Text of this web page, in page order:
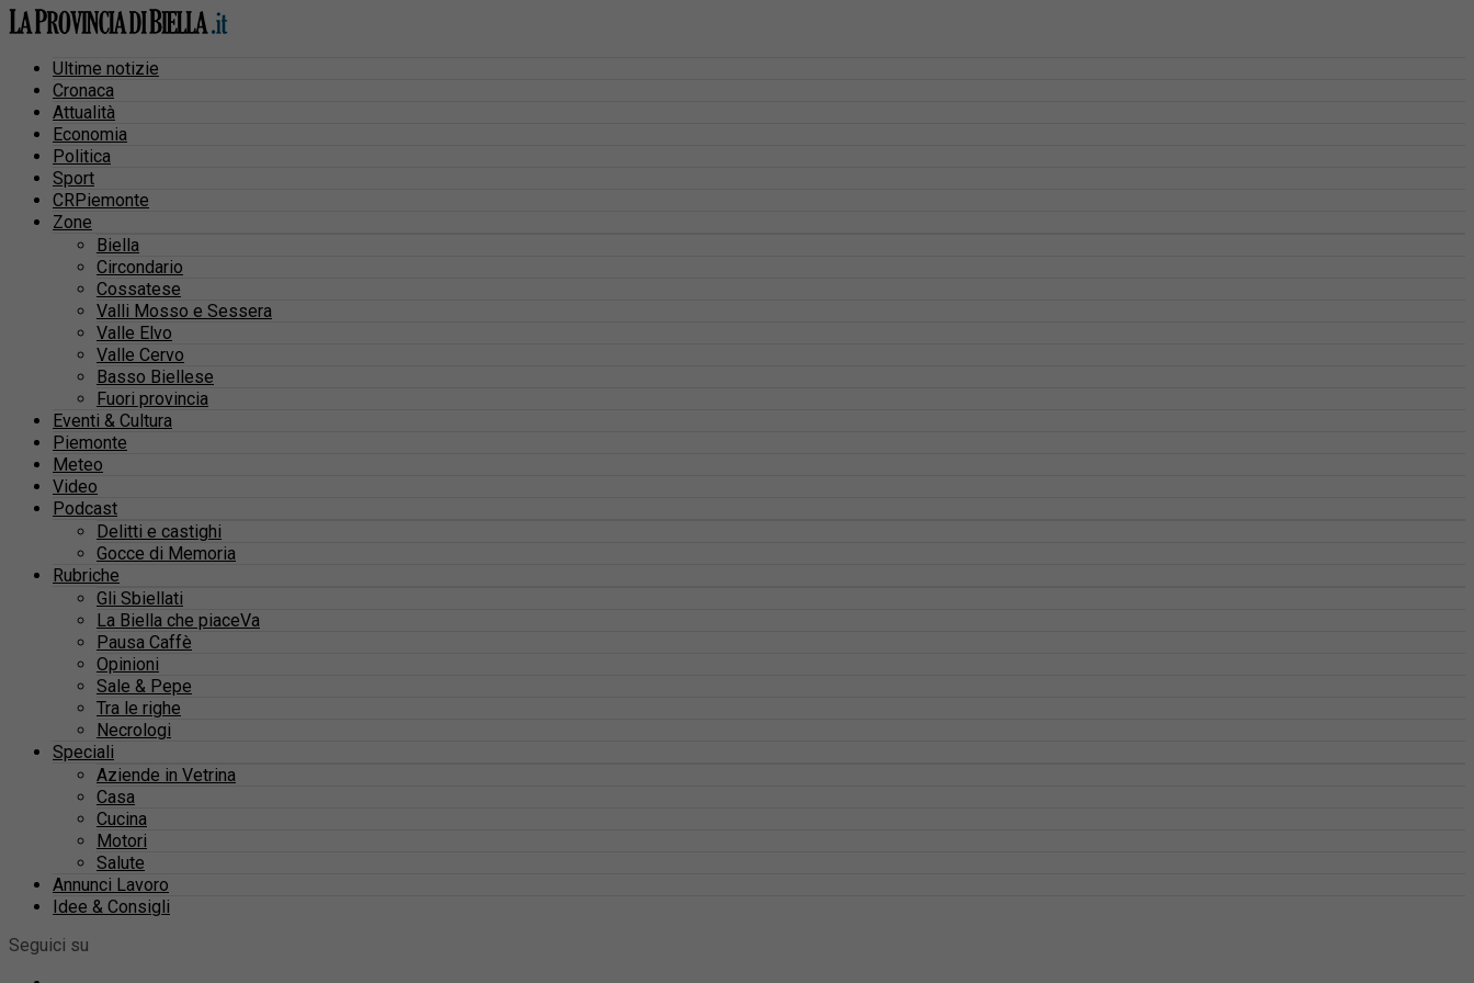
Ultime notizie
Cronaca
Attualità
Economia
Politica
Sport
CRPiemonte
Zone
Biella
Circondario
Cossatese
Valli Mosso e Sessera
Valle Elvo
Valle Cervo
Basso Biellese
Fuori provincia
Eventi & Cultura
Piemonte
Meteo
Video
Podcast
Delitti e castighi
Gocce di Memoria
Rubriche
Gli Sbiellati
La Biella che piaceVa
Pausa Caffè
Opinioni
Sale & Pepe
Tra le righe
Necrologi
Speciali
Aziende in Vetrina
Casa
Cucina
Motori
Salute
Annunci Lavoro
Idee & Consigli
Seguici su